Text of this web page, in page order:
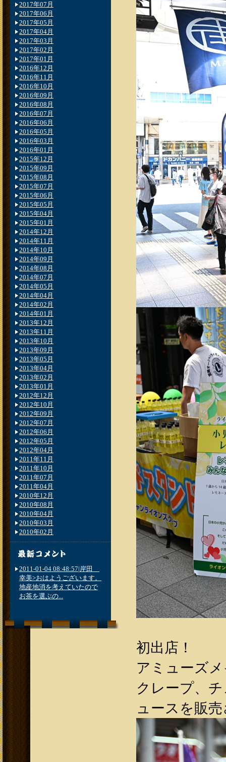
初出店！
アミューズ
クレープ、
ュースを販
2017年07月
2017年06月
2017年05月
2017年04月
2017年03月
2017年02月
2017年01月
2016年12月
2016年11月
2016年10月
2016年09月
2016年08月
2016年07月
2016年06月
2016年05月
2016年03月
2016年01月
2015年12月
2015年09月
2015年08月
2015年07月
2015年06月
2015年05月
2015年04月
2015年01月
2014年12月
2014年11月
2014年10月
2014年09月
2014年08月
2014年07月
2014年05月
2014年04月
2014年02月
2014年01月
2013年12月
2013年11月
2013年10月
2013年09月
2013年05月
2013年04月
2013年02月
2013年01月
2012年12月
2012年10月
2012年09月
2012年07月
2012年06月
2012年05月
2012年04月
2011年11月
2011年10月
2011年07月
2011年04月
2010年12月
2010年08月
2010年04月
2010年03月
2010年02月
2011-01-04 08:48:57|岸田
幸美>おはようございます。
地産地消を考えていたので
お茶を選ぶの...